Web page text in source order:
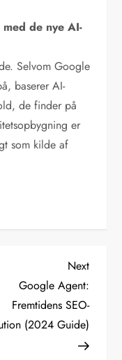
de nye AI-
Selvom Google
baserer AI-
de finder på
er
som kilde af
Next
Post
Next
Google Agent:
Fremtidens SEO-
(2024 Guide)